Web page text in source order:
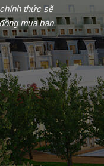
thức sẽ
mua bán.